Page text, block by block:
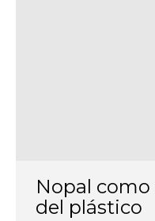
Nopal
del plástico